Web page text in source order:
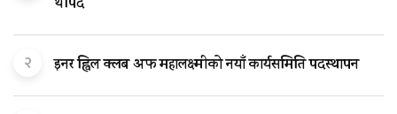
थपिँदै
२ इनर ह्विल क्लब अफ महालक्ष्मीको नयाँ कार्यसमिति पदस्थापन